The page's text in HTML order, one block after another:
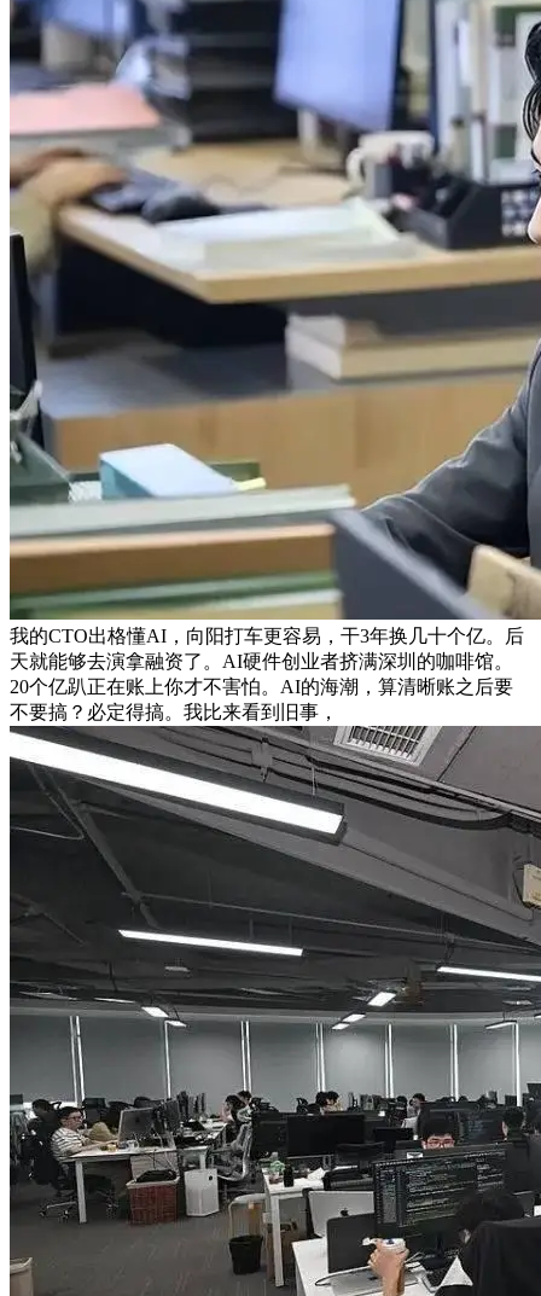
我的CTO出格懂AI，向阳打车更容易，干3年换几十个亿。后
天就能够去演拿融资了。AI硬件创业者挤满深圳的咖啡馆。
20个亿趴正在账上你才不害怕。AI的海潮，算清晰账之后要
不要搞？必定得搞。我比来看到旧事，